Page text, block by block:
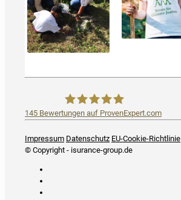
iSurance
145 Bewertungen auf ProvenExpert.com
Impressum Datenschutz EU-Cookie-Richtlinie
© Copyright - isurance-group.de